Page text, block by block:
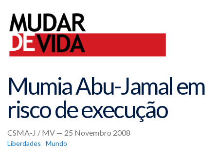
Mumia Abu-Jamal em
risco de execução
CSMA-J / MV — 25 Novembro 2008
Liberdades Mundo